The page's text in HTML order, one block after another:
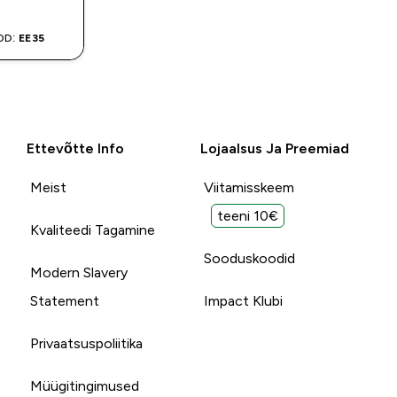
EE35
Ettevõtte Info
Meist
Kvaliteedi Tagamine
Modern Slavery
Statement
Privaatsuspoliitika
Müügitingimused
Lojaalsus Ja Preemiad
Viitamisskeem
teeni 10€
Sooduskoodid
Impact Klubi